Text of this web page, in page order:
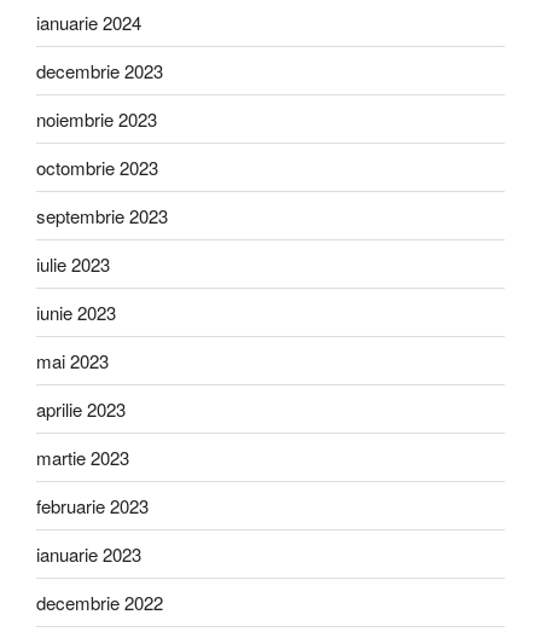
ianuarie 2024
decembrie 2023
noiembrie 2023
octombrie 2023
septembrie 2023
iulie 2023
iunie 2023
mai 2023
aprilie 2023
martie 2023
februarie 2023
ianuarie 2023
decembrie 2022